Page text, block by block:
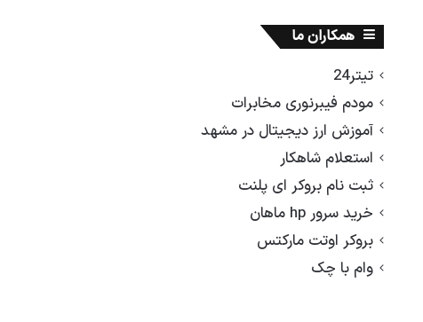
همکاران ما
تیتر24
مودم فیبرنوری مخابرات
آموزش ارز دیجیتال در مشهد
استعلام شاهکار
ثبت نام بروکر ای پلنت
خرید سرور hp ماهان
بروکر اوتت مارکتس
وام با چک